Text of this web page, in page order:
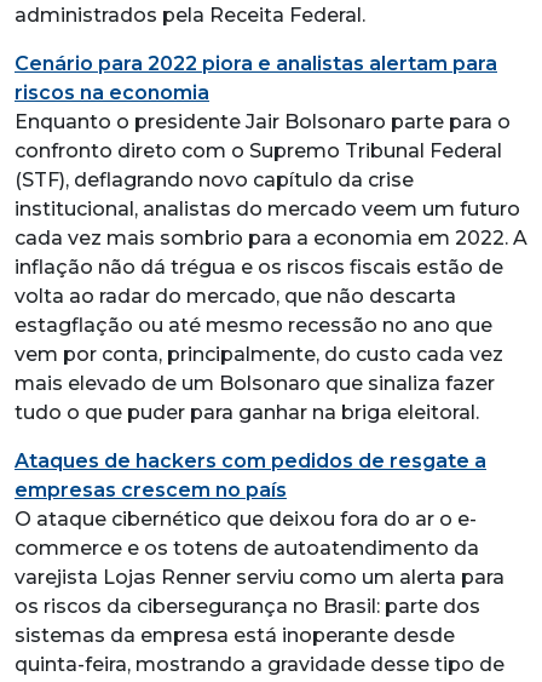
administrados pela Receita Federal.
Cenário para 2022 piora e analistas alertam para
riscos na economia
Enquanto o presidente Jair Bolsonaro parte para o
confronto direto com o Supremo Tribunal Federal
(STF), deflagrando novo capítulo da crise
institucional, analistas do mercado veem um futuro
cada vez mais sombrio para a economia em 2022. A
inflação não dá trégua e os riscos fiscais estão de
volta ao radar do mercado, que não descarta
estagflação ou até mesmo recessão no ano que
vem por conta, principalmente, do custo cada vez
mais elevado de um Bolsonaro que sinaliza fazer
tudo o que puder para ganhar na briga eleitoral.
Ataques de hackers com pedidos de resgate a
empresas crescem no país
O ataque cibernético que deixou fora do ar o e-
commerce e os totens de autoatendimento da
varejista Lojas Renner serviu como um alerta para
os riscos da cibersegurança no Brasil: parte dos
sistemas da empresa está inoperante desde
quinta-feira, mostrando a gravidade desse tipo de